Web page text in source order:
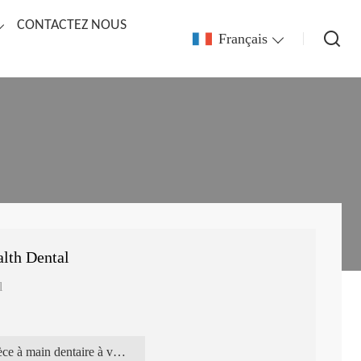
CONTACTEZ NOUS
Français
Dental
pièce à main dentaire à vitesse lente